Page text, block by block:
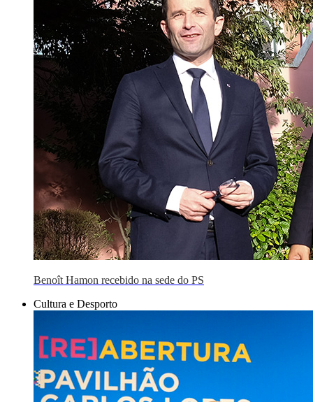
Benoît Hamon recebido na sede do PS
Cultura e Desporto